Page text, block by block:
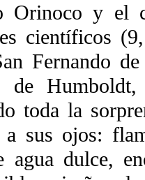
y el
científicos
Fernando
de
toda la
a sus ojos:
agua dulce,